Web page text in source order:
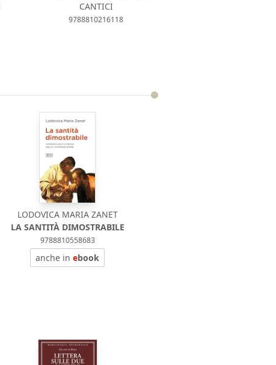
CANTICI
9788810216118
LODOVICA MARIA ZANET
LA SANTITÀ DIMOSTRABILE
9788810558683
anche inebook